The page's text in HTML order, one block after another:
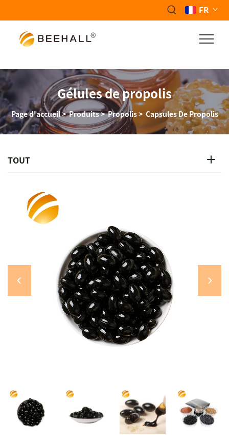
FR
Gélules de propolis
Page d'accueil>Produits>Propolis> Capsules De Propolis
TOUT